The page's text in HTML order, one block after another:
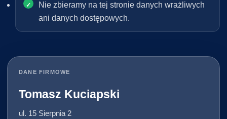
Nie zbieramy na tej stronie danych wrażliwych
ani danych dostępowych.
DANE FIRMOWE
Tomasz Kuciapski
ul. 15 Sierpnia 2